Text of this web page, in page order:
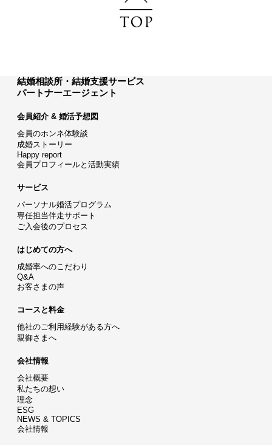
結婚相談所・結婚支援サービス
パートナーエージェント
会員紹介 & 婚活予想図
会員のホンネ体験談
成婚ストーリー
Happy report
会員プロフィールと活動実績
サービス
パーソナル婚活プログラム
専任担当伴走サポート
ご入会後のプロセス
はじめての方へ
成婚率へのこだわり
Q&A
お客さまの声
コースと料金
他社のご利用経験がある方へ
親御さまへ
会社情報
会社概要
私たちの想い
理念
ESG
NEWS & TOPICS
会社情報